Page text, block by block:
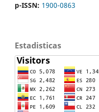
p-ISSN: 1900-0863
Estadisticas